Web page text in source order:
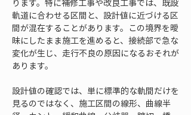
ります。特に補修工事や改良工事では、既設
軌道に合わせる区間と、設計値に近づける区
間が混在することがあります。この境界を曖
昧にしたまま施工を進めると、接続部で急な
変化が生じ、走行不良の原因になるおそれが
あります。
設計値の確認では、単に標準的な軌間だけを
見るのではなく、施工区間の線形、曲線半